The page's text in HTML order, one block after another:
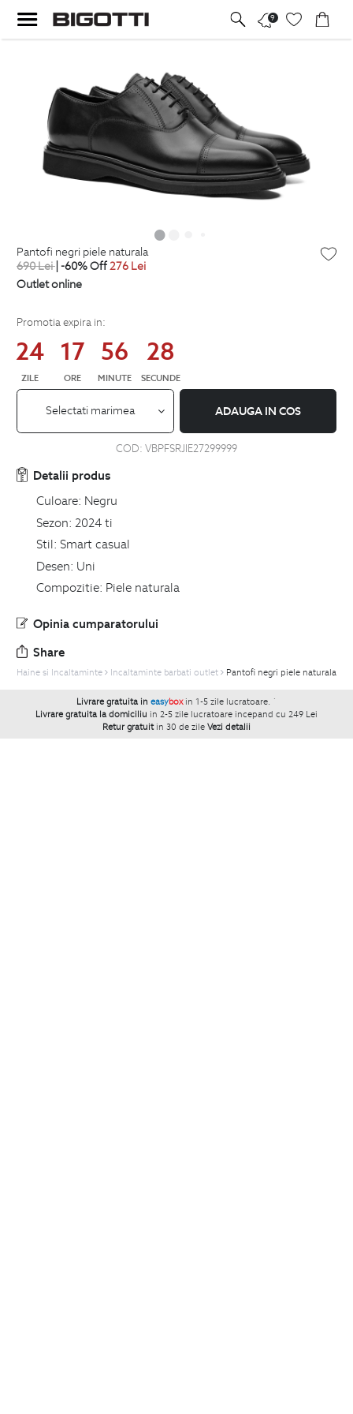
9
pantofi negri piele naturala
690Lei | -60% Off276 Lei
Outlet online
Promotia expira in:
24
ZILE
17
ORE
56
MINUTE
27
SECUNDE
Selectati marimea ADAUGA IN COS
COD: VBPFSRJIE27299999
Detalii produs
Culoare: Negru
Sezon: 2024 ti
Stil: Smart casual
Desen: Uni
Compozitie: Piele naturala
Opinia cumparatorului
Share
Haine si Incaltaminte Incaltaminte barbati outlet Pantofi negri piele naturala
Livrare gratuita in easybox in 1-5 zile lucratoare. `
Livrare gratuita la domiciliu in 2-5 zile lucratoare incepand cu 249 Lei
Retur gratuit in 30 de zile Vezi detalii